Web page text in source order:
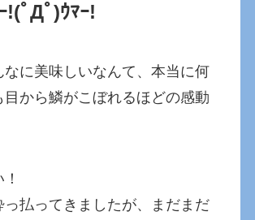
!(ﾟДﾟ)ｳﾏｰ!
なに美味しいなんて、本当に何
目から鱗がこぼれるほどの感動
っ払ってきましたが、まだまだ